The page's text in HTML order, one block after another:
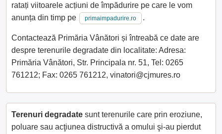
ratați viitoarele acțiuni de împădurire pe care le vom
anunța din timp pe
primaimpadurire.ro .
Contactează Primăria Vânători și întreabă ce date are
despre terenurile degradate din localitate: Adresa:
Primăria Vânători, Str. Principala nr. 51, Tel: 0265
761212; Fax: 0265 761212, vinatori@cjmures.ro
Terenuri degradate sunt terenurile care prin eroziune,
poluare sau acţiunea distructivă a omului şi-au pierdut